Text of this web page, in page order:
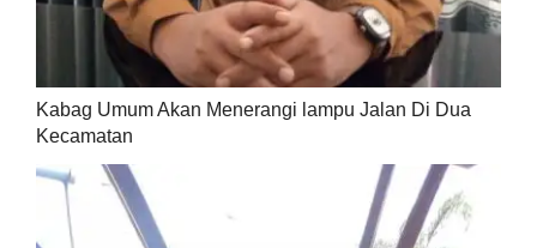
Kabag Umum Akan Menerangi lampu Jalan Di Dua
Kecamatan